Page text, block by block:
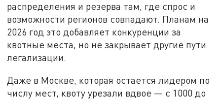
распределения и резерва там, где спрос и
возможности регионов совпадают. Планам на
2026 год это добавляет конкуренции за
квотные места, но не закрывает другие пути
легализации.
Даже в Москве, которая остается лидером по
числу мест, квоту урезали вдвое — с 1000 до